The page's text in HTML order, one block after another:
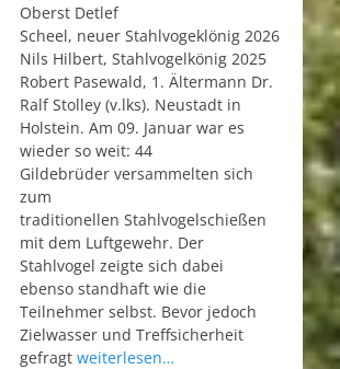
Oberst Detlef
Scheel, neuer Stahlvogeklönig 2026
Nils Hilbert, Stahlvogelkönig 2025
Robert Pasewald, 1. Ältermann Dr.
Ralf Stolley (v.lks). Neustadt in
Holstein. Am 09. Januar war es
wieder so weit: 44
Gildebrüder versammelten sich
zum
traditionellen Stahlvogelschießen
mit dem Luftgewehr. Der
Stahlvogel zeigte sich dabei
ebenso standhaft wie die
Teilnehmer selbst. Bevor jedoch
Zielwasser und Treffsicherheit
gefragt weiterlesen…